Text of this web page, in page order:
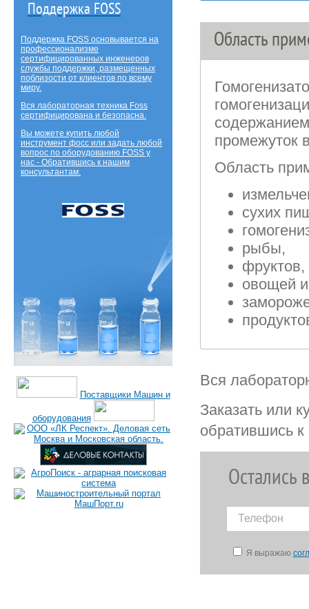
Область
промежуток
Область
сухих
рыбы,
фруктов,
овощей
Вся
Заказать или
обратившись
Остались
Я выражаю
Поддержка FOSS
Поддержка FOSS основывается на
профессионализме
сертифицированных инженеров
службы поддержки, размещенных
поблизости от клиентов по всему
миру.
Вся лабораторная техника Foss
сертифицирована и безопасна.
Вы можете купить любой
инструмент фосс или задать любой
вопрос по оборудованию FOSS у
нас - Обратившись к нашим
консультантам.
Поставщики Машин и
оборудования